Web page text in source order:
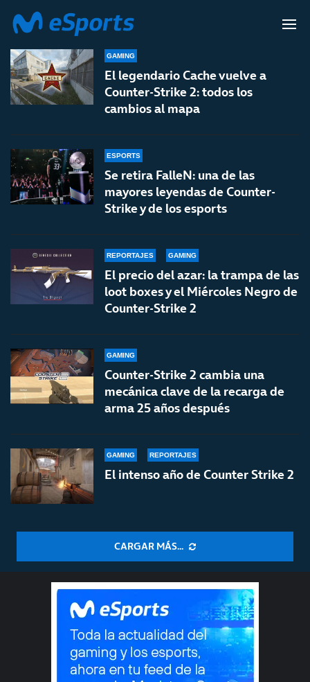
COUNTER-STRIKE 2
GAMING
El legendario Cache vuelve a
Counter-Strike 2: todos los
cambios al mapa
ESPORTS
Se retira FalleN: una de las
mayores leyendas de Counter-
Strike y de los esports
REPORTAJES GAMING
El precio del azar: la trampa de las
loot boxes y el Miércoles Negro de
Counter-Strike 2
GAMING
Counter-Strike 2 cambia una
mecánica clave de la recarga de
arma 25 años después
GAMING REPORTAJES
El intenso año de Counter Strike 2
CARGAR MÁS...